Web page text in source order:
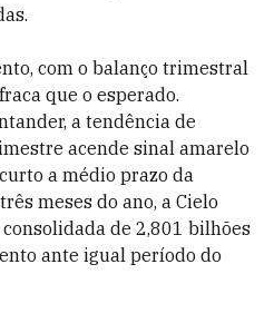
com o balanço trimestral
que o esperado.
a tendência de
acende sinal amarelo
a médio prazo da
meses do ano, a Cielo
de 2,801 bilhões
ante igual período do